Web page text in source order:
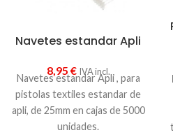
Navetes estandar Apli
8,95 € IVA incl.
Navetes estandar Apli , para
pistolas textiles estandar de
apli, de 25mm en cajas de 5000
unidades.